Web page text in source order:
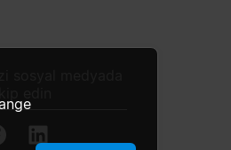
edin